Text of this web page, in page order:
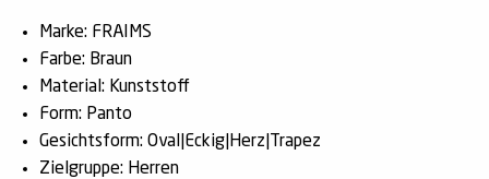
Marke: FRAIMS
Farbe: Braun
Material: Kunststoff
Form: Panto
Gesichtsform: Oval|Eckig|Herz|Trapez
Zielgruppe: Herren